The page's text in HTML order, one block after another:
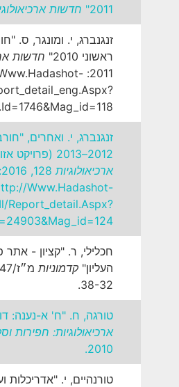
2011"
חדשות
זנגנברג, י. ומונגר, ס.
ראשוני 2010"
חדשות
www.hadashot-
Id=1746&mag_id=118.
זנגנברג, י. ואחרים,
2012–2013 (פרויקט אזורי כנרת)"
ארכיאולוגיות
128, 2016:
www.hadashot-
report_detail.aspx?
חכלילי, ר. "קציון - אתר
העליון" קדמוניות
38-32.
טורגה, ח. "ח' א-נענה:
ארכיאולוגיות: חפירות
2010.
טורנהיים, י. "אדריכלות